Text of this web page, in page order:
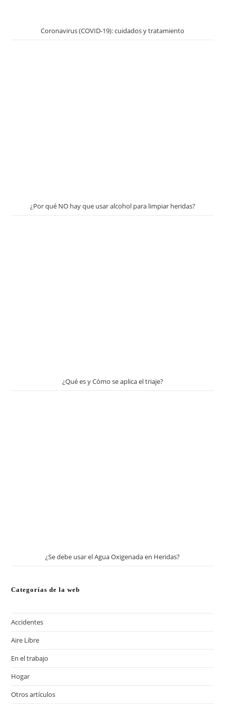
Coronavirus (COVID-19): cuidados y tratamiento
¿Por qué NO hay que usar alcohol para limpiar heridas?
¿Qué es y Cómo se aplica el triaje?
¿Se debe usar el Agua Oxigenada en Heridas?
Categorías de la web
Accidentes
Aire Libre
En el trabajo
Hogar
Otros artículos